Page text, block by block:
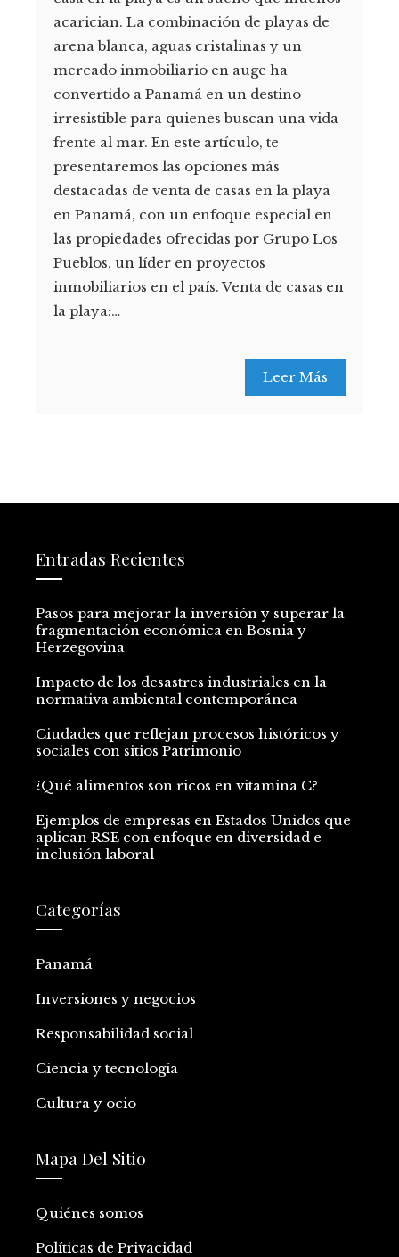
acarician. La combinación de playas de
arena blanca, aguas cristalinas y un
mercado inmobiliario en auge ha
convertido a Panamá en un destino
irresistible para quienes buscan una vida
frente al mar. En este artículo, te
presentaremos las opciones más
destacadas de venta de casas en la playa
en Panamá, con un enfoque especial en
las propiedades ofrecidas por Grupo Los
Pueblos, un líder en proyectos
inmobiliarios en el país. Venta de casas en
la playa:…
Leer Más
Entradas Recientes
Pasos para mejorar la inversión y superar la
fragmentación económica en Bosnia y
Herzegovina
Impacto de los desastres industriales en la
normativa ambiental contemporánea
Ciudades que reflejan procesos históricos y
sociales con sitios Patrimonio
¿Qué alimentos son ricos en vitamina C?
Ejemplos de empresas en Estados Unidos que
aplican RSE con enfoque en diversidad e
inclusión laboral
Categorías
Panamá
Inversiones y negocios
Responsabilidad social
Ciencia y tecnología
Cultura y ocio
Mapa Del Sitio
Quiénes somos
Políticas de Privacidad